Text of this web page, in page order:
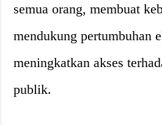
semua orang, membuat
mendukung pertumbuhan
meningkatkan akses
publik.